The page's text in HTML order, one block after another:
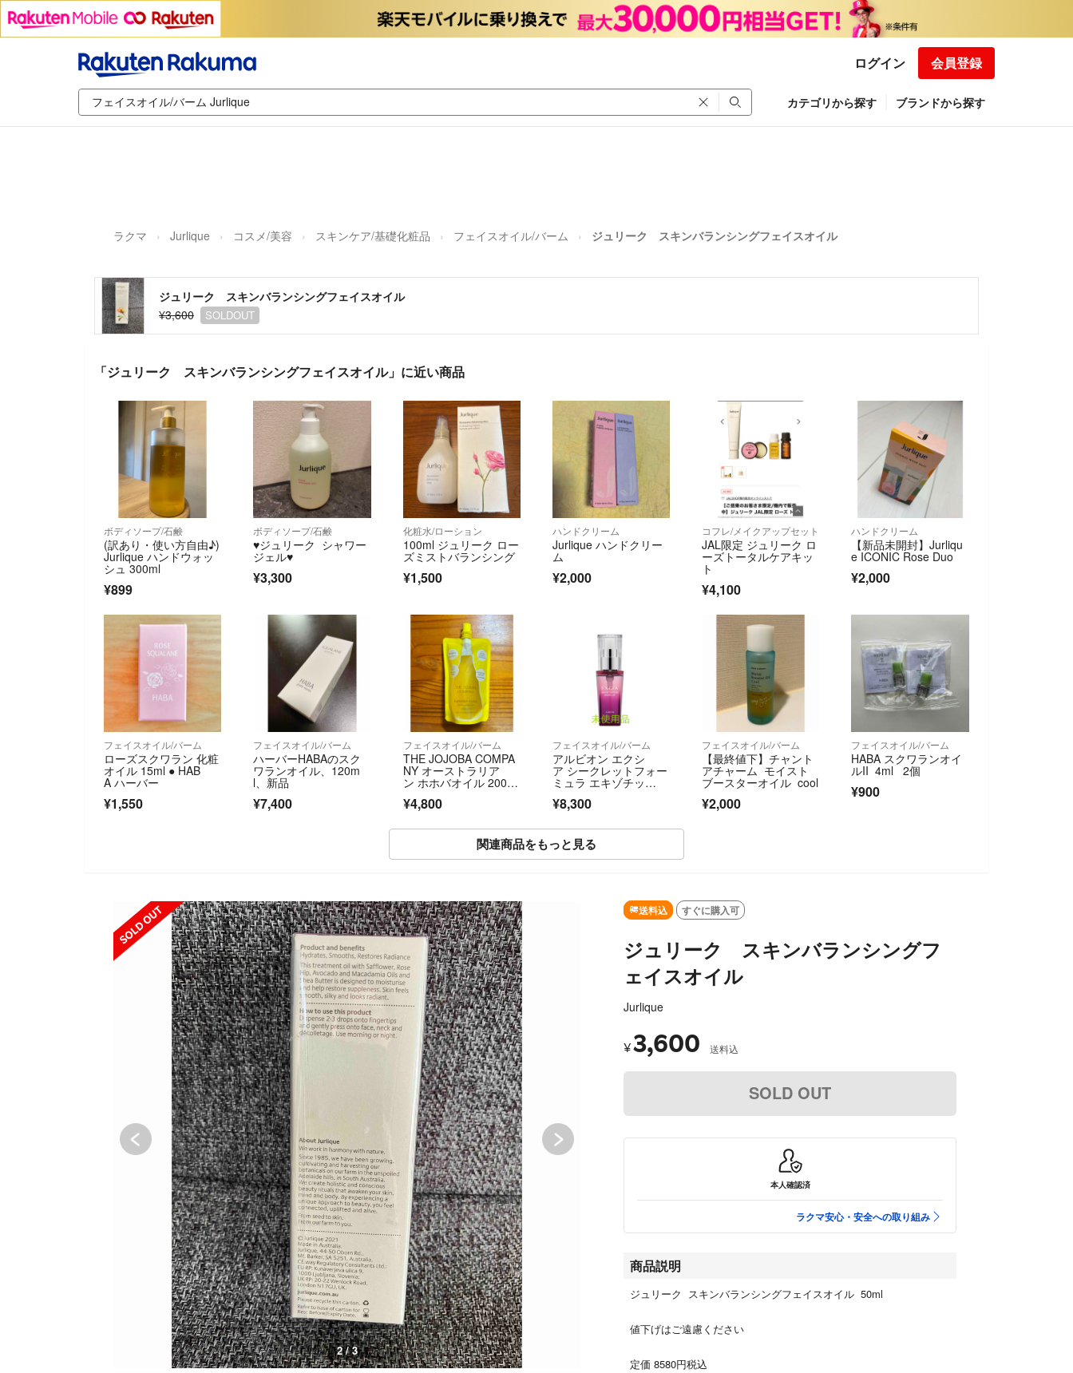
ログイン 会員登録
カテゴリから探す ブランドから探す
ラクマ Jurlique コスメ/美容 スキンケア/基礎化粧品 フェイスオイル/バーム ジュリーク スキンバランシングフェイスオイル
ジュリーク スキンバランシングフェイスオイル
¥3,600
SOLDOUT
「ジュリーク スキンバランシングフェイスオイル」に近い商品
ボディソープ/石鹸
(訳あり・使い方自由♪)
Jurlique ハンドウォッ
シュ 300ml
¥899
ボディソープ/石鹸
♥︎ジュリーク シャワー
ジェル♥︎
¥3,300
化粧水/ローション
100ml ジュリーク ロー
ズミストバランシング
¥1,500
ハンドクリーム
Jurlique ハンドクリー
ム
¥2,000
コフレ/メイクアップセット
JAL限定 ジュリーク ロ
ーズトータルケアキッ
ト
¥4,100
ハンドクリーム
【新品未開封】Jurliqu
e ICONIC Rose Duo
¥2,000
フェイスオイル/バーム
ローズスクワラン 化粧
オイル 15ml ● HAB
A ハーバー
¥1,550
フェイスオイル/バーム
ハーバーHABAのスク
ワランオイル、120m
l、新品
¥7,400
フェイスオイル/バーム
THE JOJOBA COMPA
NY オーストラリア
ン ホホバオイル 200ml
¥4,800
フェイスオイル/バーム
アルビオン エクシ
ア シークレットフォー
ミュラ エキゾチッ
¥8,300
フェイスオイル/バーム
【最終値下】チャント
アチャーム モイスト
ブースターオイル cool
¥2,000
フェイスオイル/バーム
HABA スクワランオイ
ルII 4ml 2個
¥900
関連商品をもっと見る
SOLD OUT SOLD OUT
2 / 3
送料込 すぐに購入可
ジュリーク スキンバランシングフ
ェイスオイル
Jurlique
¥3,600 送料込
SOLD OUT
本人確認済
ラクマ安心・安全への取り組み
商品説明
ジュリーク スキンバランシングフェイスオイル 50ml
値下げはご遠慮ください
定価 8580円税込